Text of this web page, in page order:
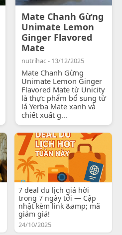
Mate Chanh Gừng
Unimate Lemon
Ginger Flavored
Mate
nutrihac - 13/12/2025
Mate Chanh Gừng
Unimate Lemon Ginger
Flavored Mate từ Unicity
là thực phẩm bổ sung từ
lá Yerba Mate xanh và
chiết xuất g...
7 deal du lịch giá hời
trong 7 ngày tới — Cập
nhật kèm link &amp; mã
giảm giá!
24/10/2025